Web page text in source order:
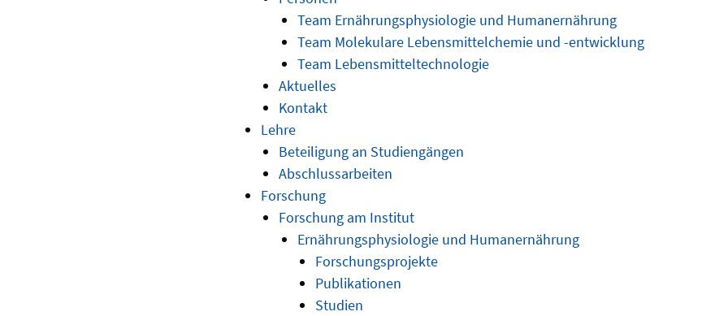
Team Ernährungsphysiologie und Humanernährung
Team Molekulare Lebensmittelchemie und -entwicklung
Team Lebensmitteltechnologie
Aktuelles
Kontakt
Lehre
Beteiligung an Studiengängen
Abschlussarbeiten
Forschung
Forschung am Institut
Ernährungsphysiologie und Humanernährung
Forschungsprojekte
Publikationen
Studien